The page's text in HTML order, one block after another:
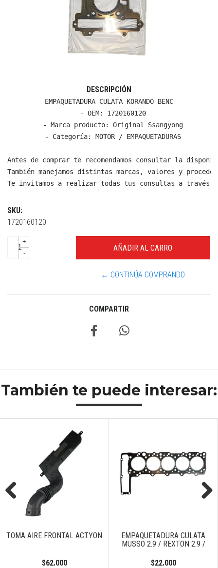
DESCRIPCIÓN
EMPAQUETADURA CULATA KORANDO BENC
  - OEM: 1720160120
  - Marca producto: Original Ssangyong
  - Categoría: MOTOR / EMPAQUETADURAS
Antes de comprar te recomendamos consultar la
También manejamos distintas marcas, valores y
Te invitamos a realizar todas tus consultas a través
SKU:
1720160120
+
-
← CONTINÚA COMPRANDO
COMPARTIR
También te puede interesar:
AIRE FRONTAL ACTYON
$62.000
EMPAQUETADURA CULATA
MUSSO 2.9 / REXTON 2.9 /
$22.000
Previous